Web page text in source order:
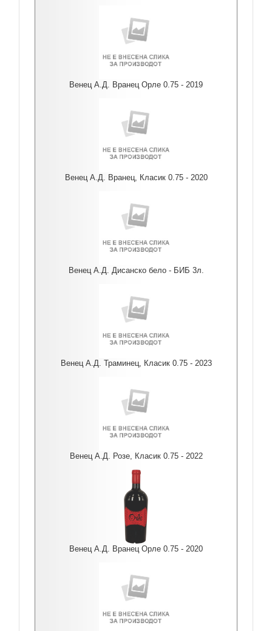
Венец А.Д. Вранец Орле 0.75 - 2019
Венец А.Д. Вранец, Класик 0.75 - 2020
Венец А.Д. Дисанско бело - БИБ 3л.
Венец А.Д. Траминец, Класик 0.75 - 2023
Венец А.Д. Розе, Класик 0.75 - 2022
Венец А.Д. Вранец Орле 0.75 - 2020